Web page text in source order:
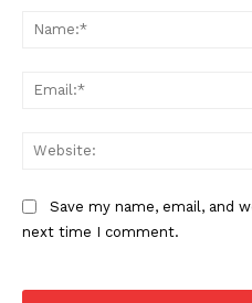
Save my name, email, and
next time I comment.